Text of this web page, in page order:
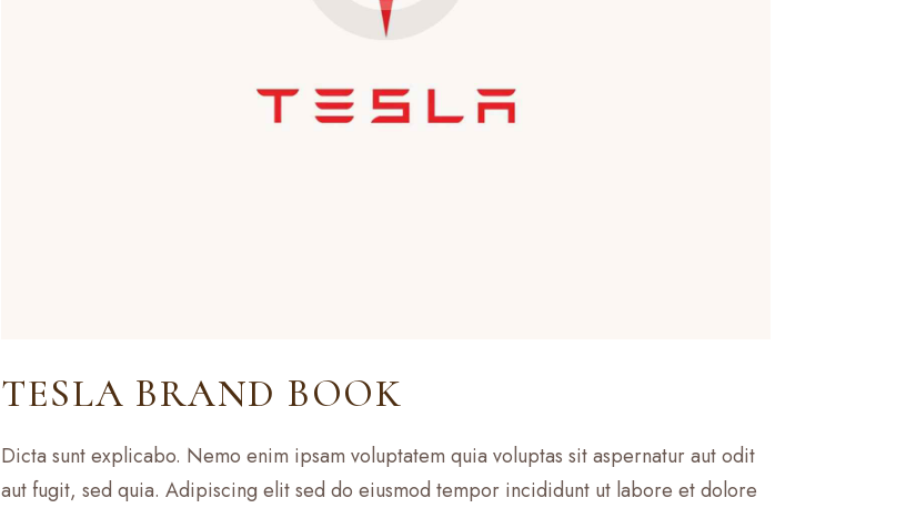
TESLA BRAND BOOK
Dicta sunt explicabo. Nemo enim ipsam voluptatem quia voluptas sit aspernatur aut odit
aut fugit, sed quia. Adipiscing elit sed do eiusmod tempor incididunt ut labore et dolore